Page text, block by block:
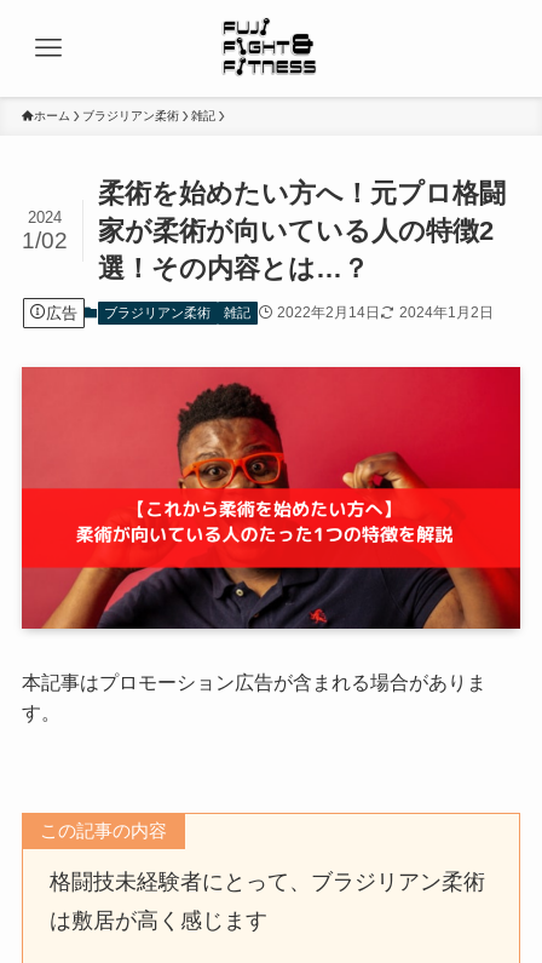
ホーム ブラジリアン柔術 雑記
柔術を始めたい方へ！元プロ格闘
家が柔術が向いている人の特徴2
選！その内容とは…？
2024
1/02
広告 ブラジリアン柔術 雑記 2022年2月14日 2024年1月2日
本記事はプロモーション広告が含まれる場合がありま
す。
この記事の内容
格闘技未経験者にとって、ブラジリアン柔術
は敷居が高く感じます